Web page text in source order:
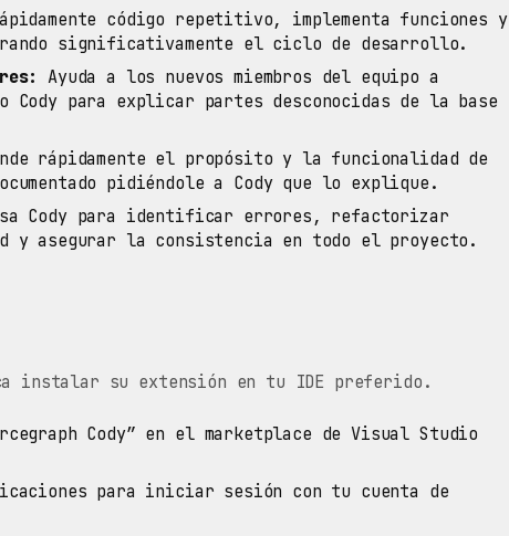
código repetitivo, implementa funciones y
significativamente el ciclo de desarrollo.
Ayuda a los nuevos miembros del equipo a
Cody para explicar partes desconocidas de la base
rápidamente el propósito y la funcionalidad de
pidiéndole a Cody que lo explique.
Cody para identificar errores, refactorizar
y asegurar la consistencia en todo el proyecto.
instalar su extensión en tu IDE preferido.
Cody” en el marketplace de Visual Studio
para iniciar sesión con tu cuenta de